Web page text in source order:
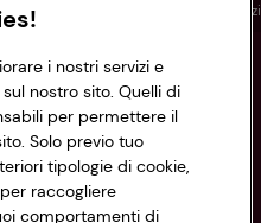
i nostri servizi e
nostro sito. Quelli di
per permettere il
Solo previo tuo
tipologie di cookie,
raccogliere
comportamenti di